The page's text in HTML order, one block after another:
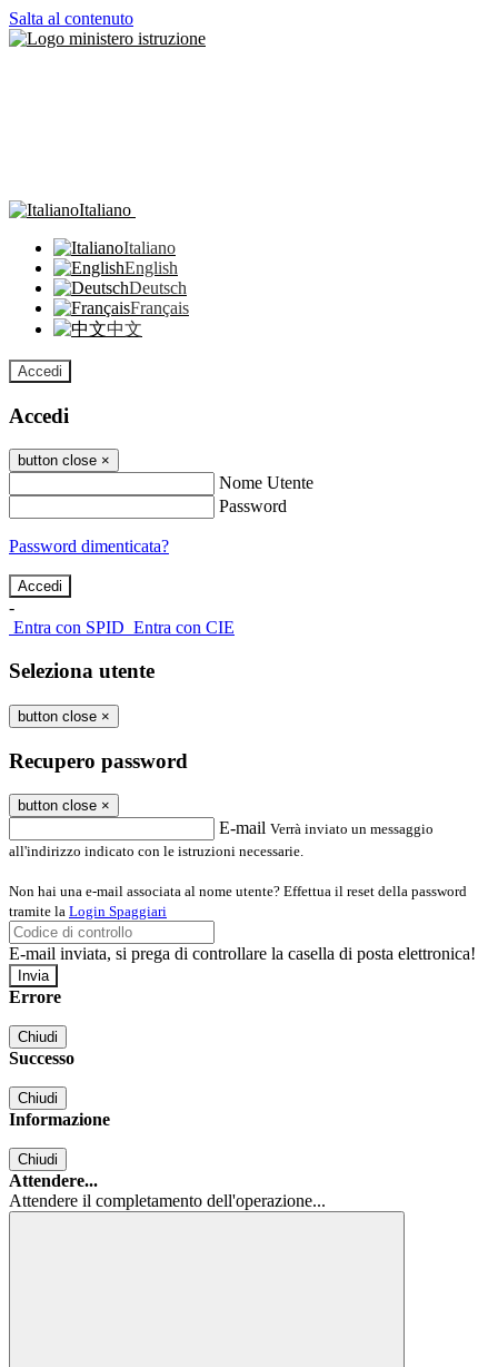
Salta al contenuto
Italiano
Italiano
English
Deutsch
Français
中文
Accedi
Accedi
button close ×
Nome Utente
Password
Password dimenticata?
-
Entra con SPID Entra con CIE
Seleziona utente
button close ×
Recupero password
button close ×
E-mail Verrà inviato un messaggio
all'indirizzo indicato con le istruzioni necessarie.
Non hai una e-mail associata al nome utente? Effettua il reset della password
tramite la Login Spaggiari
E-mail inviata, si prega di controllare la casella di posta elettronica!
Errore
Chiudi
Successo
Chiudi
Informazione
Chiudi
Attendere...
Attendere il completamento dell'operazione...